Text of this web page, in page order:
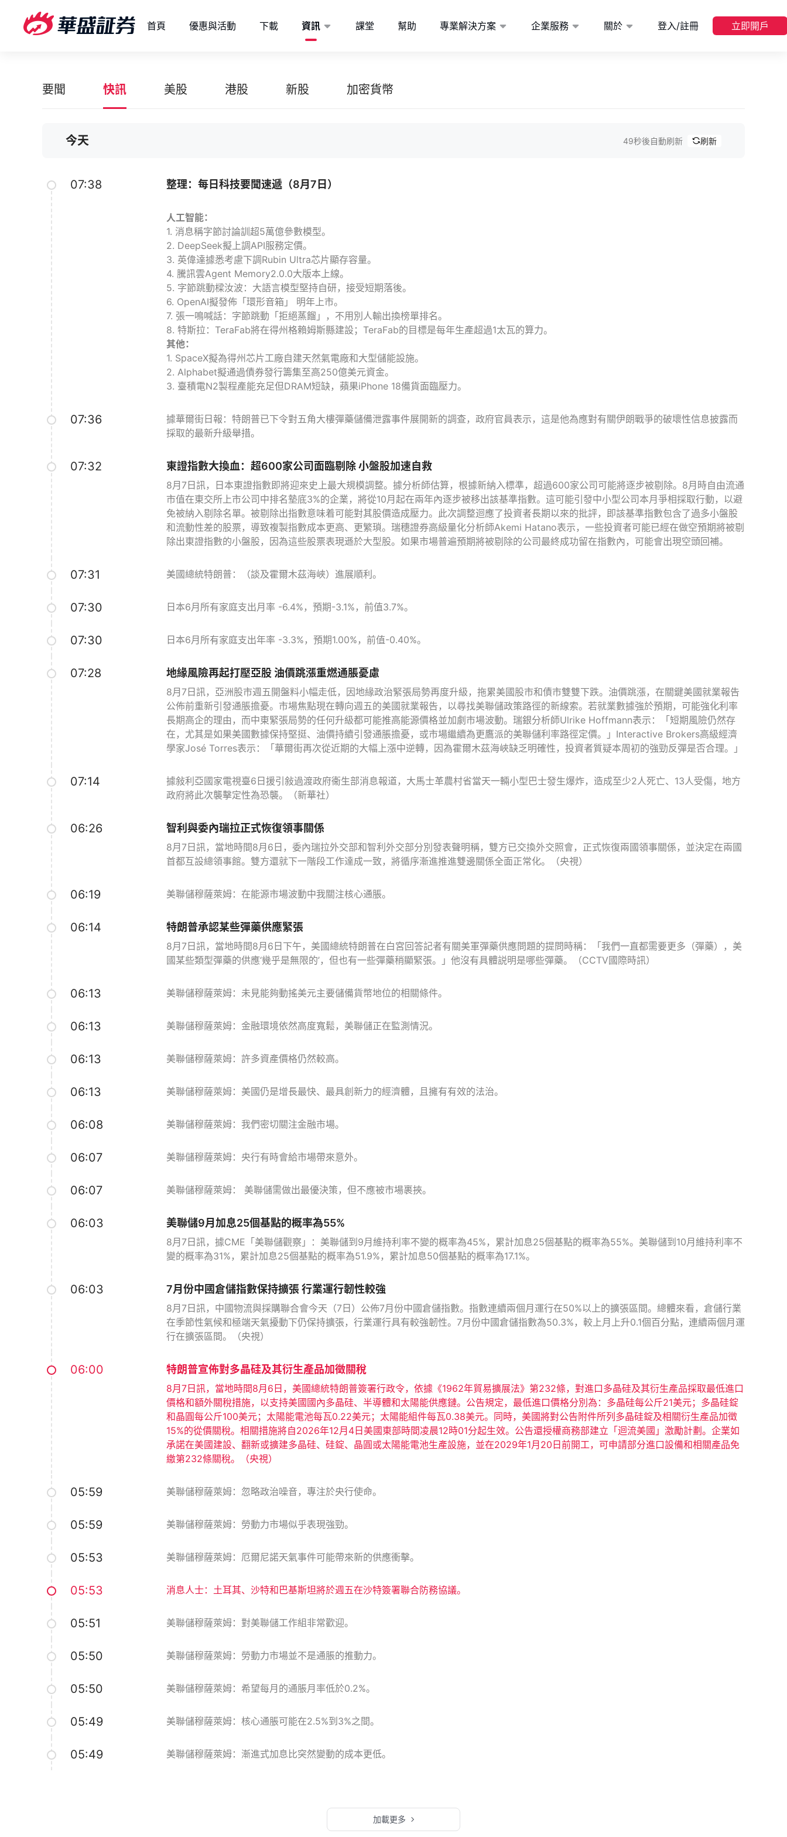
首頁 優惠與活動 下載 資訊 課堂 幫助 專業解決方案 企業服務 關於 登入/註冊 立即開戶
要聞 快訊 美股 港股 新股 加密貨幣
48秒後自動刷新 刷新
今天
07:38 整理：每日科技要聞速遞（8月7日）
人工智能：
1. 消息稱字節討論訓超5萬億參數模型。
2. DeepSeek擬上調API服務定價。
3. 英偉達據悉考慮下調Rubin Ultra芯片顯存容量。
4. 騰訊雲Agent Memory2.0.0大版本上線。
5. 字節跳動樑汝波：大語言模型堅持自研，接受短期落後。
6. OpenAI擬發佈「環形音箱」 明年上市。
7. 張一鳴喊話：字節跳動「拒絕蒸餾」，不用別人輸出換榜單排名。
8. 特斯拉：TeraFab將在得州格賴姆斯縣建設；TeraFab的目標是每年生產超過1太瓦的算力。
其他：
1. SpaceX擬為得州芯片工廠自建天然氣電廠和大型儲能設施。
2. Alphabet擬通過債券發行籌集至高250億美元資金。
3. 臺積電N2製程產能充足但DRAM短缺，蘋果iPhone 18備貨面臨壓力。
07:36
據華爾街日報：特朗普已下令對五角大樓彈藥儲備泄露事件展開新的調查，政府官員表示，這是他為應對有關伊朗戰爭的破壞性信息披露而
採取的最新升級舉措。
07:32 東證指數大換血：超600家公司面臨剔除 小盤股加速自救
8月7日訊，日本東證指數即將迎來史上最大規模調整。據分析師估算，根據新納入標準，超過600家公司可能將逐步被剔除。8月時自由流通
市值在東交所上市公司中排名墊底3%的企業，將從10月起在兩年內逐步被移出該基準指數。這可能引發中小型公司本月爭相採取行動，以避
免被納入剔除名單。被剔除出指數意味着可能對其股價造成壓力。此次調整迴應了投資者長期以來的批評，即該基準指數包含了過多小盤股
和流動性差的股票，導致複製指數成本更高、更繁瑣。瑞穗證券高級量化分析師Akemi Hatano表示，一些投資者可能已經在做空預期將被剔
除出東證指數的小盤股，因為這些股票表現遜於大型股。如果市場普遍預期將被剔除的公司最終成功留在指數內，可能會出現空頭回補。
07:31 美國總統特朗普：（談及霍爾木茲海峽）進展順利。
07:30 日本6月所有家庭支出月率 -6.4%，預期-3.1%，前值3.7%。
07:30 日本6月所有家庭支出年率 -3.3%，預期1.00%，前值-0.40%。
07:28 地緣風險再起打壓亞股 油價跳漲重燃通脹憂慮
8月7日訊，亞洲股市週五開盤料小幅走低，因地緣政治緊張局勢再度升級，拖累美國股市和債市雙雙下跌。油價跳漲，在關鍵美國就業報告
公佈前重新引發通脹擔憂。市場焦點現在轉向週五的美國就業報告，以尋找美聯儲政策路徑的新線索。若就業數據強於預期，可能強化利率
長期高企的理由，而中東緊張局勢的任何升級都可能推高能源價格並加劇市場波動。瑞銀分析師Ulrike Hoffmann表示：「短期風險仍然存
在，尤其是如果美國數據保持堅挺、油價持續引發通脹擔憂，或市場繼續為更鷹派的美聯儲利率路徑定價。」Interactive Brokers高級經濟
學家José Torres表示：「華爾街再次從近期的大幅上漲中逆轉，因為霍爾木茲海峽缺乏明確性，投資者質疑本周初的強勁反彈是否合理。」
07:14
據敍利亞國家電視臺6日援引敍過渡政府衞生部消息報道，大馬士革農村省當天一輛小型巴士發生爆炸，造成至少2人死亡、13人受傷，地方
政府將此次襲擊定性為恐襲。（新華社）
06:26 智利與委內瑞拉正式恢復領事關係
8月7日訊，當地時間8月6日，委內瑞拉外交部和智利外交部分別發表聲明稱，雙方已交換外交照會，正式恢復兩國領事關係，並決定在兩國
首都互設總領事館。雙方還就下一階段工作達成一致，將循序漸進推進雙邊關係全面正常化。（央視）
06:19 美聯儲穆薩萊姆：在能源市場波動中我關注核心通脹。
06:14 特朗普承認某些彈藥供應緊張
8月7日訊，當地時間8月6日下午，美國總統特朗普在白宮回答記者有關美軍彈藥供應問題的提問時稱：「我們一直都需要更多（彈藥），美
國某些類型彈藥的供應‘幾乎是無限的’，但也有一些彈藥稍顯緊張。」他沒有具體説明是哪些彈藥。（CCTV國際時訊）
06:13 美聯儲穆薩萊姆：未見能夠動搖美元主要儲備貨幣地位的相關條件。
06:13 美聯儲穆薩萊姆：金融環境依然高度寬鬆，美聯儲正在監測情況。
06:13 美聯儲穆薩萊姆：許多資產價格仍然較高。
06:13 美聯儲穆薩萊姆：美國仍是增長最快、最具創新力的經濟體，且擁有有效的法治。
06:08 美聯儲穆薩萊姆：我們密切關注金融市場。
06:07 美聯儲穆薩萊姆：央行有時會給市場帶來意外。
06:07 美聯儲穆薩萊姆： 美聯儲需做出最優決策，但不應被市場裹挾。
06:03 美聯儲9月加息25個基點的概率為55%
8月7日訊，據CME「美聯儲觀察」：美聯儲到9月維持利率不變的概率為45%，累計加息25個基點的概率為55%。美聯儲到10月維持利率不
變的概率為31%，累計加息25個基點的概率為51.9%，累計加息50個基點的概率為17.1%。
06:03 7月份中國倉儲指數保持擴張 行業運行韌性較強
8月7日訊，中國物流與採購聯合會今天（7日）公佈7月份中國倉儲指數。指數連續兩個月運行在50%以上的擴張區間。總體來看，倉儲行業
在季節性氣候和極端天氣擾動下仍保持擴張，行業運行具有較強韌性。7月份中國倉儲指數為50.3%，較上月上升0.1個百分點，連續兩個月運
行在擴張區間。（央視）
06:00 特朗普宣佈對多晶硅及其衍生產品加徵關稅
8月7日訊，當地時間8月6日，美國總統特朗普簽署行政令，依據《1962年貿易擴展法》第232條，對進口多晶硅及其衍生產品採取最低進口
價格和額外關稅措施，以支持美國國內多晶硅、半導體和太陽能供應鏈。公告規定，最低進口價格分別為：多晶硅每公斤21美元；多晶硅錠
和晶圓每公斤100美元；太陽能電池每瓦0.22美元；太陽能組件每瓦0.38美元。同時，美國將對公告附件所列多晶硅錠及相關衍生產品加徵
15%的從價關稅。相關措施將自2026年12月4日美國東部時間凌晨12時01分起生效。公告還授權商務部建立「迴流美國」激勵計劃。企業如
承諾在美國建設、翻新或擴建多晶硅、硅錠、晶圓或太陽能電池生產設施，並在2029年1月20日前開工，可申請部分進口設備和相關產品免
繳第232條關稅。（央視）
05:59 美聯儲穆薩萊姆：忽略政治噪音，專注於央行使命。
05:59 美聯儲穆薩萊姆：勞動力市場似乎表現強勁。
05:53 美聯儲穆薩萊姆：厄爾尼諾天氣事件可能帶來新的供應衝擊。
05:53 消息人士：土耳其、沙特和巴基斯坦將於週五在沙特簽署聯合防務協議。
05:51 美聯儲穆薩萊姆：對美聯儲工作組非常歡迎。
05:50 美聯儲穆薩萊姆：勞動力市場並不是通脹的推動力。
05:50 美聯儲穆薩萊姆：希望每月的通脹月率低於0.2%。
05:49 美聯儲穆薩萊姆：核心通脹可能在2.5%到3%之間。
05:49 美聯儲穆薩萊姆：漸進式加息比突然變動的成本更低。
加載更多